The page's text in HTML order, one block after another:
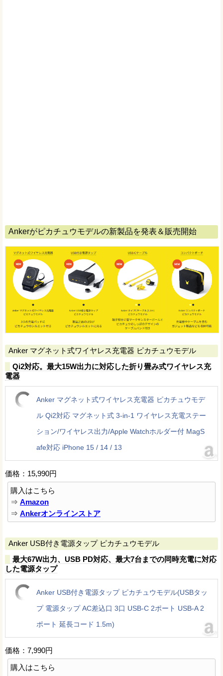
Ankerがピカチュウモデルの新製品を発表＆販売開始
Anker マグネット式ワイヤレス充電器 ピカチュウモデル
Qi2対応。最大15W出力に対応した折り畳み式ワイヤレス充
電器
Anker マグネット式ワイヤレス充電器 ピカチュウモデ
ル Qi2対応 マグネット式 3-in-1 ワイヤレス充電ステー
ション/ワイヤレス出力/Apple Watchホルダー付 MagS
afe対応 iPhone 15 / 14 / 13
価格：15,990円
購入はこちら
⇒ Amazon
⇒ Ankerオンラインストア
Anker USB付き電源タップ ピカチュウモデル
最大67W出力、USB PD対応、最大7台までの同時充電に対応
した電源タップ
Anker USB付き電源タップ ピカチュウモデル(USBタッ
プ 電源タップ AC差込口 3口 USB-C 2ポート USB-A 2
ポート 延長コード 1.5m)
価格：7,990円
購入はこちら